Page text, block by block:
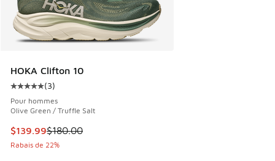
HOKA Clifton 10
Cote moyenne du client - [5 sur 5 étoiles], 3 commentaires
(3)
Pour hommes
Olive Green / Truffle Salt
Cet article est en solde. Le prix est passé de $180.00 à
$139.99$180.00
Rabais de 22%